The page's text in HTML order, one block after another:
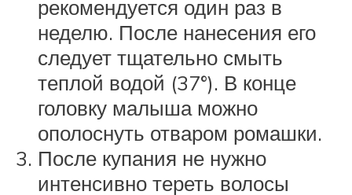
рекомендуется один раз в
неделю. После нанесения его
следует тщательно смыть
теплой водой (37°). В конце
головку малыша можно
ополоснуть отваром ромашки.
После купания не нужно
интенсивно тереть волосы